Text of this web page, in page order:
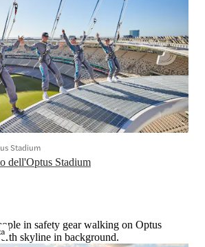
dell'Optus Stadium
Stadium
in safety gear walking on Optus
skyline in background.